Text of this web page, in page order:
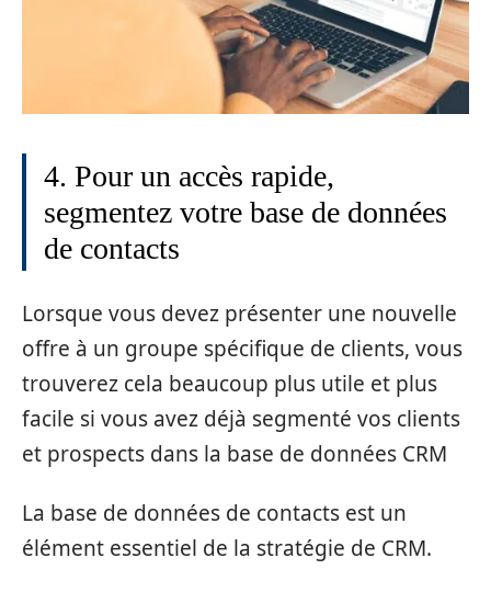
4. Pour un accès rapide,
segmentez votre base de données
de contacts
Lorsque vous devez présenter une nouvelle
offre à un groupe spécifique de clients, vous
trouverez cela beaucoup plus utile et plus
facile si vous avez déjà segmenté vos clients
et prospects dans la base de données CRM
La base de données de contacts est un
élément essentiel de la stratégie de CRM.